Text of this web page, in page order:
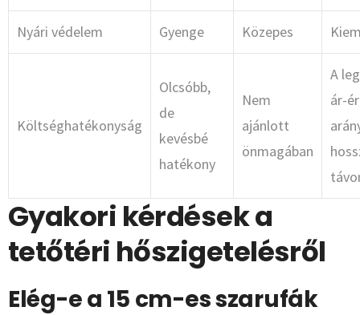
Nyári védelem Gyenge Közepes
Költséghatékonyság
Olcsóbb,
de
kevésbé
hatékony
Nem
ajánlott
önmagában
A
ár-
Gyakori kérdések a
tetőtéri hőszigetelésről
Elég-e a 15 cm-es szarufák